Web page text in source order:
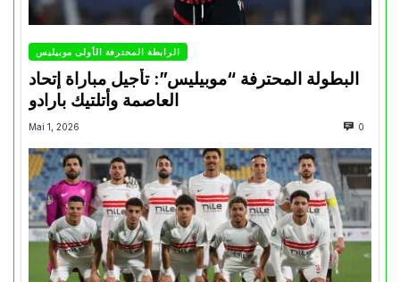
الرابطة المحترفة الأولى موبيليس
البطولة المحترفة “موبيليس”: تأجيل مباراة إتحاد
العاصمة وأتلتيك بارادو
Mai 1, 2026 0